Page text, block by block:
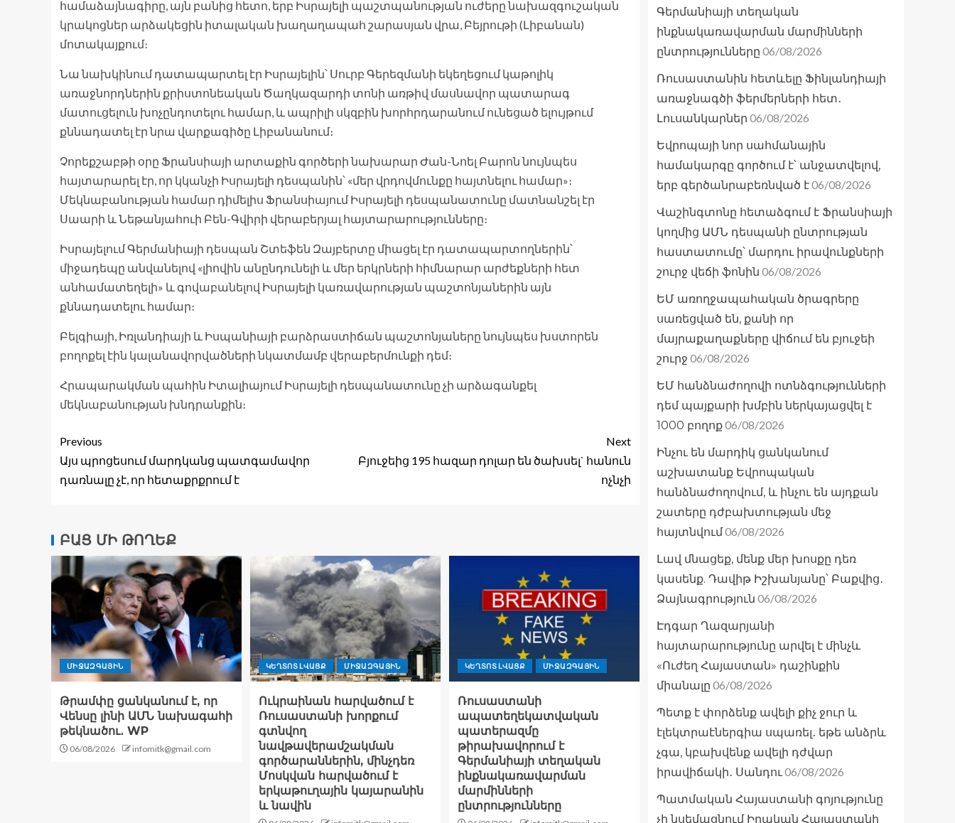
համաձայնագիրը, այն բանից հետո, երբ Իսրայելի պաշտպանության ուժերը նախազգուշական
կրակոցներ արձակեցին իտալական խաղաղապահ շարասյան վրա, Բեյրութի (Լիբանան)
մոտակայքում։
Նա նախկինում դատապարտել էր Իսրայելին՝ Սուրբ Գերեզմանի եկեղեցում կաթոլիկ
առաջնորդներին քրիստոնեական Ծաղկազարդի տոնի առթիվ մասնավոր պատարագ
մատուցելուն խոչընդոտելու համար, և ապրիլի սկզբին խորհրդարանում ունեցած ելույթում
քննադատել էր նրա վարքագիծը Լիբանանում։
Չորեքշաբթի օրը Ֆրանսիայի արտաքին գործերի նախարար Ժան-Նոել Բարոն նույնպես
հայտարարել էր, որ կկանչի Իսրայելի դեսպանին՝ «մեր վրդովմունքը հայտնելու համար»։
Մեկնաբանության համար դիմելիս Ֆրանսիայում Իսրայելի դեսպանատունը մատնանշել էր
Սաարի և Նեթանյահուի Բեն-Գվիրի վերաբերյալ հայտարարությունները։
Իսրայելում Գերմանիայի դեսպան Շտեֆեն Զայբերտը միացել էր դատապարտողներին՝
միջադեպը անվանելով «լիովին անընդունելի և մեր երկրների հիմնարար արժեքների հետ
անհամատեղելի» և գովաբանելով Իսրայելի կառավարության պաշտոնյաներին այն
քննադատելու համար։
Բելգիայի, Իռլանդիայի և Իսպանիայի բարձրաստիճան պաշտոնյաները նույնպես խստորեն
բողոքել էին կալանավորվածների նկատմամբ վերաբերմունքի դեմ։
Հրապարակման պահին Իտալիայում Իսրայելի դեսպանատունը չի արձագանքել
մեկնաբանության խնդրանքին։
Previous
Այս պրոցեսում մարդկանց պատգամավոր
դառնալը չէ, որ հետաքրքրում է
Next
Բյուջեից 195 հազար դոլար են ծախսել` հանուն
ոչնչի
ԲԱՑ ՄԻ ԹՈՂԵՔ
ՄԻՋԱԶԳԱՅԻՆ
Թրամփը ցանկանում է, որ
Վենսը լինի ԱՄՆ նախագահի
թեկնածու․ WP
06/08/2026 infomitk@gmail.com
ԿԵՂՏՈՏ ԼՎԱՑՔ ՄԻՋԱԶԳԱՅԻՆ
Ուկրաինան հարվածում է
Ռուսաստանի խորքում
գտնվող
նավթավերամշակման
գործարաններին, մինչդեռ
Մոսկվան հարվածում է
երկաթուղային կայարանին
և նավին
ԿԵՂՏՈՏ ԼՎԱՑՔ ՄԻՋԱԶԳԱՅԻՆ
Ռուսաստանի
ապատեղեկատվական
պատերազմը
թիրախավորում է
Գերմանիայի տեղական
ինքնակառավարման
մարմինների
ընտրությունները
Գերմանիայի տեղական
ինքնակառավարման մարմինների
ընտրությունները 06/08/2026
Ռուսաստանին հետևելը Ֆինլանդիայի
առաջնագծի ֆերմերների հետ․
Լուսանկարներ 06/08/2026
Եվրոպայի նոր սահմանային
համակարգը գործում է՝ անջատվելով,
երբ գերծանրաբեռնված է06/08/2026
Վաշինգտոնը հետաձգում է Ֆրանսիայի
կողմից ԱՄՆ դեսպանի ընտրության
հաստատումը՝ մարդու իրավունքների
շուրջ վեճի ֆոնին 06/08/2026
ԵՄ առողջապահական ծրագրերը
սառեցված են, քանի որ
մայրաքաղաքները վիճում են բյուջեի
շուրջ 06/08/2026
ԵՄ հանձնաժողովի ոտնձգությունների
դեմ պայքարի խմբին ներկայացվել է
1000 բողոք06/08/2026
Ինչու են մարդիկ ցանկանում
աշխատանք Եվրոպական
հանձնաժողովում, և ինչու են այդքան
շատերը դժբախտության մեջ
հայտնվում06/08/2026
Լավ մնացեք, մենք մեր խոսքը դեռ
կասենք. Դավիթ Իշխանյանը՝ Բաքվից․
Ձայնագրություն 06/08/2026
Էդգար Ղազարյանի
հայտարարությունը արվել է մինչև
«Ուժեղ Հայաստան» դաշինքին
միանալը 06/08/2026
Պետք է փորձենք ավելի քիչ ջուր և
էլեկտրաէներգիա սպառել․ եթե անձրև
չգա, կբախվենք ավելի դժվար
իրավիճակի․ Սանդու06/08/2026
Պատմական Հայաստանի գոյությունը
չի նսեմացնում Իրական Հայաստանի